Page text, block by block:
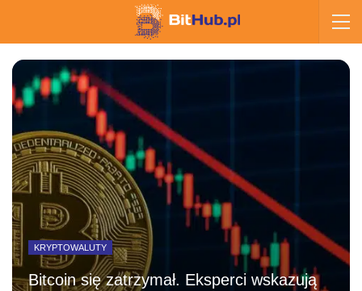
KRYPTOWALUTY
Bitcoin się zatrzymał. Eksperci wskazują